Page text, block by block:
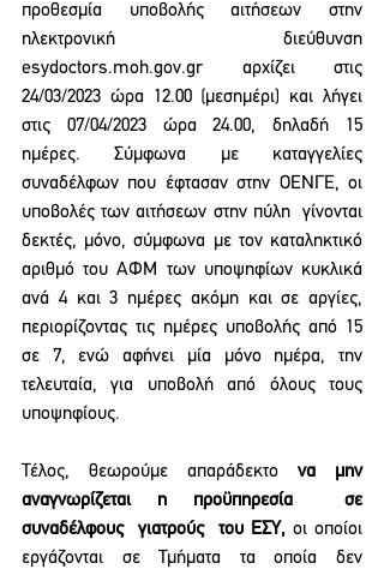
προθεσμία υποβολής αιτήσεων στην
ηλεκτρονική διεύθυνση
esydoctors.moh.gov.gr αρχίζει στις
24/03/2023 ώρα 12.00 (μεσημέρι) και λήγει
στις 07/04/2023 ώρα 24.00, δηλαδή 15
ημέρες. Σύμφωνα με καταγγελίες
συναδέλφων που έφτασαν στην ΟΕΝΓΕ, οι
υποβολές των αιτήσεων στην πύλη  γίνονται
δεκτές, μόνο, σύμφωνα με τον καταληκτικό
αριθμό του ΑΦΜ των υποψηφίων κυκλικά
ανά 4 και 3 ημέρες ακόμη και σε αργίες,
περιορίζοντας τις ημέρες υποβολής από 15
σε 7, ενώ αφήνει μία μόνο ημέρα, την
τελευταία, για υποβολή από όλους τους
υποψηφίους.
Τέλος, θεωρούμε απαράδεκτο να μην
αναγνωρίζεται η προϋπηρεσία  σε
συναδέλφους  γιατρούς  του ΕΣΥ, οι οποίοι
εργάζονται σε Τμήματα τα οποία δεν